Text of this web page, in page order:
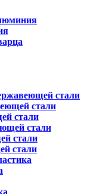
стали
стали
стали
стали
стали
стали